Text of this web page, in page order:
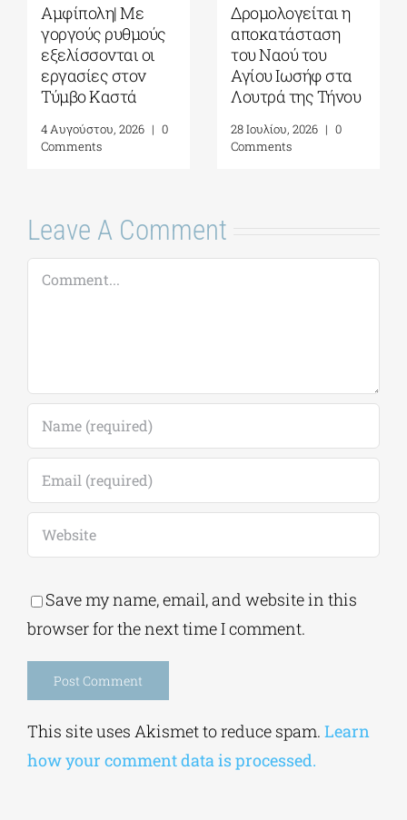
Αμφίπολη| Με
γοργούς ρυθμούς
εξελίσσονται οι
εργασίες στον
Τύμβο Καστά
4 Αυγούστου, 2026 | 0
Comments
Δρομολογείται η
αποκατάσταση
του Ναού του
Αγίου Ιωσήφ στα
Λουτρά της Τήνου
28 Ιουλίου, 2026 | 0
Comments
Leave A Comment
Comment
Save my name, email, and website in this
browser for the next time I comment.
This site uses Akismet to reduce spam. Learn
how your comment data is processed.